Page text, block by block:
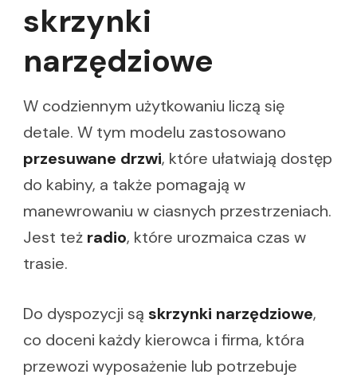
skrzynki
narzędziowe
W codziennym użytkowaniu liczą się
detale. W tym modelu zastosowano
przesuwane drzwi, które ułatwiają dostęp
do kabiny, a także pomagają w
manewrowaniu w ciasnych przestrzeniach.
Jest też radio, które urozmaica czas w
trasie.
Do dyspozycji są skrzynki narzędziowe,
co doceni każdy kierowca i firma, która
przewozi wyposażenie lub potrzebuje